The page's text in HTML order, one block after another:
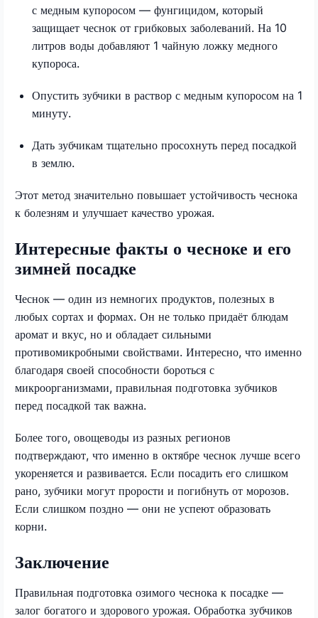
с медным купоросом — фунгицидом, который
защищает чеснок от грибковых заболеваний. На 10
литров воды добавляют 1 чайную ложку медного
купороса.
Опустить зубчики в раствор с медным купоросом на 1
минуту.
Дать зубчикам тщательно просохнуть перед посадкой
в землю.
Этот метод значительно повышает устойчивость чеснока
к болезням и улучшает качество урожая.
Интересные факты о чесноке и его
зимней посадке
Чеснок — один из немногих продуктов, полезных в
любых сортах и формах. Он не только придаёт блюдам
аромат и вкус, но и обладает сильными
противомикробными свойствами. Интересно, что именно
благодаря своей способности бороться с
микроорганизмами, правильная подготовка зубчиков
перед посадкой так важна.
Более того, овощеводы из разных регионов
подтверждают, что именно в октябре чеснок лучше всего
укореняется и развивается. Если посадить его слишком
рано, зубчики могут прорости и погибнуть от морозов.
Если слишком поздно — они не успеют образовать
корни.
Заключение
Правильная подготовка озимого чеснока к посадке —
залог богатого и здорового урожая. Обработка зубчиков